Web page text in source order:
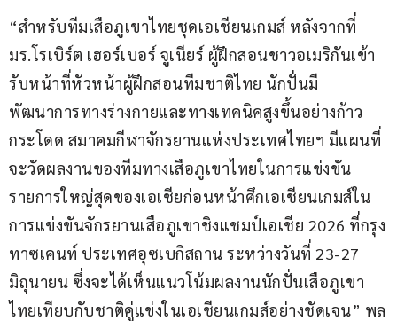
“สำหรับทีมเสือภูเขาไทยชุดเอเชียนเกมส์ หลังจากที่
มร.โรเบิร์ต เฮอร์เบอร์ จูเนียร์ ผู้ฝึกสอนชาวอเมริกันเข้า
รับหน้าที่หัวหน้าผู้ฝึกสอนทีมชาติไทย นักปั่นมี
พัฒนาการทางร่างกายและทางเทคนิคสูงขึ้นอย่างก้าว
กระโดด สมาคมกีฬาจักรยานแห่งประเทศไทยฯ มีแผนที่
จะวัดผลงานของทีมทางเสือภูเขาไทยในการแข่งขัน
รายการใหญ่สุดของเอเชียก่อนหน้าศึกเอเชียนเกมส์ใน
การแข่งขันจักรยานเสือภูเขาชิงแชมป์เอเชีย 2026 ที่กรุง
ทาซเคนท์ ประเทศอุซเบกิสถาน ระหว่างวันที่ 23-27
มิถุนายน ซึ่งจะได้เห็นแนวโน้มผลงานนักปั่นเสือภูเขา
ไทยเทียบกับชาติคู่แข่งในเอเชียนเกมส์อย่างชัดเจน” พล